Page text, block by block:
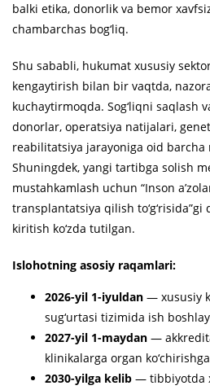
balki etika, donorlik va bemor
chambarchas bog‘liq.
Shu sababli, hukumat xususiy
kengaytirish bilan bir vaqtda,
kuchaytirmoqda. Sog‘liqni saqlash
donorlar, operatsiya natijalari,
reabilitatsiya jarayoniga oid barcha
Shuningdek, yangi tartibga solish
mustahkamlash uchun “Inson
transplantatsiya qilish to‘g‘risida”gi
kiritish ko‘zda tutilgan.
Islohotning asosiy raqamlari:
2026-yil 1-iyuldan — xususiy
sug‘urtasi tizimida ish
2027-yil 1-maydan —
klinikalarga organ
2030-yilga kelib — tibbiyotda